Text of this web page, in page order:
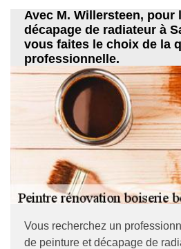
Avec M. Willersteen, pour
décapage de radiateur à
vous faites le choix de la
professionnelle.
Vous recherchez un
de peinture et décapage de